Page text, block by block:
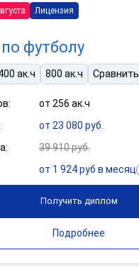
Лицензия
футболу
ак.ч 800 ак.ч Сравнить
от 256 ак.ч
от 23 080 руб.
39 910 руб.
от 1 924 руб в месяц
Получить диплом
Подробнее